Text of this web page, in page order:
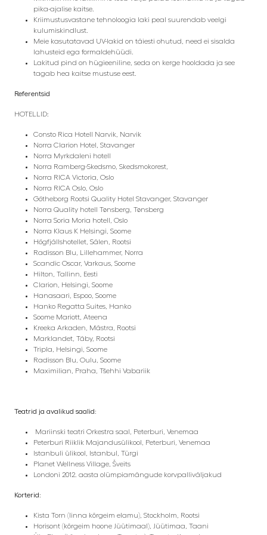
pika-ajalise kaitse.
Kriimustusvastane tehnoloogia laki peal suurendab veelgi
kulumiskindlust.
Meie kasutatavad UV-lakid on täiesti ohutud, need ei sisalda
lahusteid ega formaldehüüdi.
Lakitud pind on hügieeniline, seda on kerge hooldada ja see
tagab hea kaitse mustuse eest.
Referentsid
HOTELLID:
Consto Rica Hotell Narvik, Narvik
Norra Clarion Hotel, Stavanger
Norra Myrkdaleni hotell
Norra Ramberg-Skedsmo, Skedsmokorest,
Norra RICA Victoria, Oslo
Norra RICA Oslo, Oslo
Götheborg Rootsi Quality Hotel Stavanger, Stavanger
Norra Quality hotell Tønsberg, Tønsberg
Norra Soria Moria hotell, Oslo
Norra Klaus K Helsingi, Soome
Högfjällshotellet, Sälen, Rootsi
Radisson Blu, Lillehammer, Norra
Scandic Oscar, Varkaus, Soome
Hilton, Tallinn, Eesti
Clarion, Helsingi, Soome
Hanasaari, Espoo, Soome
Hanko Regatta Suites, Hanko
Soome Mariott, Ateena
Kreeka Arkaden, Mästra, Rootsi
Marklandet, Täby, Rootsi
Tripla, Helsingi, Soome
Radisson Blu, Oulu, Soome
Maximilian, Praha, Tšehhi Vabariik
Teatrid ja avalikud saalid:
Mariinski teatri Orkestra saal, Peterburi, Venemaa
Peterburi Riiklik Majandusülikool, Peterburi, Venemaa
Istanbuli ülikool, Istanbul, Türgi
Planet Wellness Village, Šveits
Londoni 2012. aasta olümpiamängude korvpalliväljakud
Korterid:
Kista Torn (linna kõrgeim elamu), Stockholm, Rootsi
Horisont (kõrgeim hoone Jüütimaal), Jüütimaa, Taani